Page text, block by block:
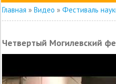
Главная » Видео » Фестиваль
Четвертый Могилевский